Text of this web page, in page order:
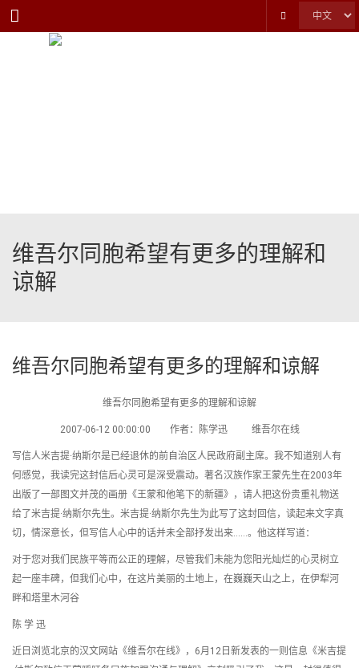
Menu
维吾尔同胞希望有更多的理解和
谅解
维吾尔同胞希望有更多的理解和谅解
维吾尔同胞希望有更多的理解和谅解
2007-06-12 00:00:00 作者：陈学迅 维吾尔在线
写信人米吉提·纳斯尔是已经退休的前自治区人民政府副主席。我不知道别人有
何感觉，我读完这封信后心灵可是深受震动。著名汉族作家王蒙先生在2003年
出版了一部图文并茂的画册《王蒙和他笔下的新疆》，请人把这份贵重礼物送
给了米吉提·纳斯尔先生。米吉提·纳斯尔先生为此写了这封回信，读起来文字真
切，情深意长，但写信人心中的话并未全部抒发出来……。他这样写道：
对于您对我们民族平等而公正的理解，尽管我们未能为您阳光灿烂的心灵树立
起一座丰碑，但我们心中，在这片美丽的土地上，在巍巍天山之上，在伊犁河
畔和塔里木河谷
陈 学 迅
近日浏览北京的汉文网站《维吾尔在线》，6月12日新发表的一则信息《米吉提